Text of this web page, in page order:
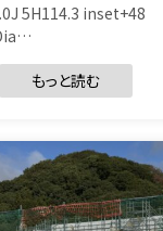
5H114.3 inset+48
もっと読む